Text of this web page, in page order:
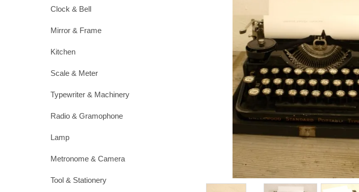
Clock & Bell
Mirror & Frame
Kitchen
Scale & Meter
Typewriter & Machinery
Radio & Gramophone
Lamp
Metronome & Camera
Tool & Stationery